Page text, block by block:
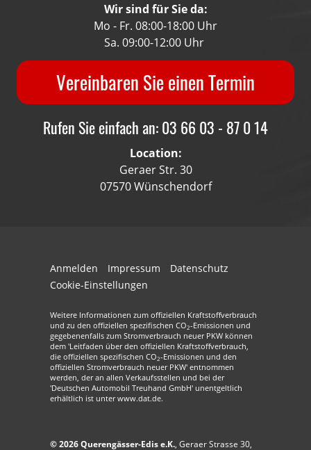
Wir sind für Sie da:
Mo - Fr. 08:00-18:00 Uhr
Sa. 09:00-12:00 Uhr
Vereinbaren Sie einen Termin
Rufen Sie einfach an: 03 66 03 - 87 0 14
Location:
Geraer Str. 30
07570 Wünschendorf
Anmelden Impressum
Datenschutz
Cookie-Einstellungen
Weitere Informationen zum offiziellen Kraftstoffverbrauch
und zu den offiziellen spezifischen CO2-Emissionen und
gegebenenfalls zum Stromverbrauch neuer PKW können
dem 'Leitfaden über den offiziellen Kraftstoffverbrauch,
die offiziellen spezifischen CO2-Emissionen und den
offiziellen Stromverbrauch neuer PKW' entnommen
werden, der an allen Verkaufsstellen und bei der
'Deutschen Automobil Treuhand GmbH' unentgeltlich
erhältlich ist unter www.dat.de.
© 2026Querengässer-Edis e.K., Geraer Strasse 30,